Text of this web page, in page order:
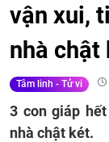
vận xui,
nhà chật
Tâm linh - Tử vi
3 con giáp
nhà chật két.